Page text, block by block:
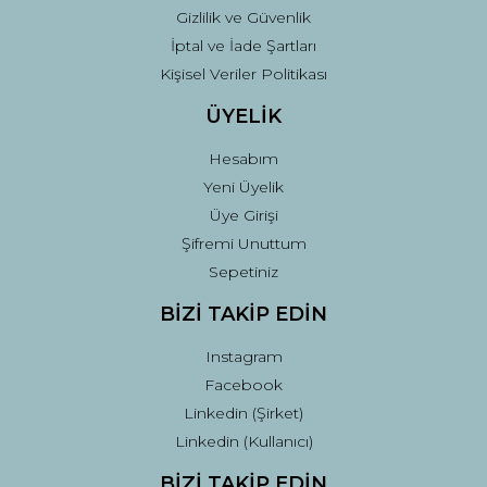
Gizlilik ve Güvenlik
İptal ve İade Şartları
Kişisel Veriler Politikası
ÜYELİK
Hesabım
Yeni Üyelik
Üye Girişi
Şifremi Unuttum
Sepetiniz
BİZİ TAKİP EDİN
Instagram
Facebook
Linkedin (Şirket)
Linkedin (Kullanıcı)